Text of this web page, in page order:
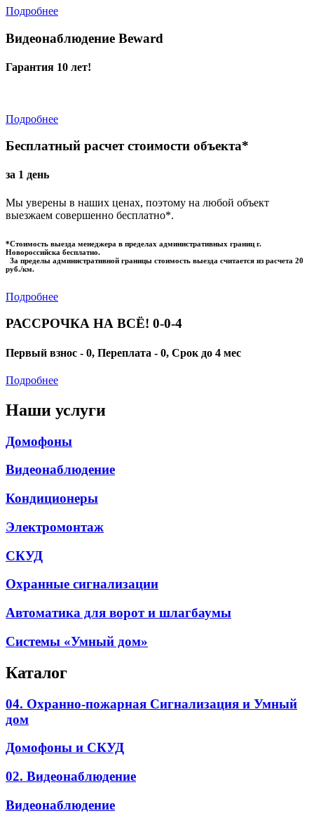
Подробнее
Видеонаблюдение Beward
Гарантия 10 лет!
Подробнее
Бесплатный расчет стоимости объекта*
за 1 день
Мы уверены в наших ценах, поэтому на любой объект
выезжаем совершенно бесплатно*.
*Стоимость выезда менеджера в пределах административных границ г.
Новороссийска бесплатно.
За пределы административной границы стоимость выезда считается из расчета 20
руб./км.
Подробнее
РАССРОЧКА НА ВСЁ! 0-0-4
Первый взнос - 0, Переплата - 0, Срок до 4 мес
Подробнее
Наши услуги
Домофоны
Видеонаблюдение
Кондиционеры
Электромонтаж
СКУД
Охранные сигнализации
Автоматика для ворот и шлагбаумы
Системы «Умный дом»
Каталог
04. Охранно-пожарная Сигнализация и Умный
дом
Домофоны и СКУД
02. Видеонаблюдение
Видеонаблюдение